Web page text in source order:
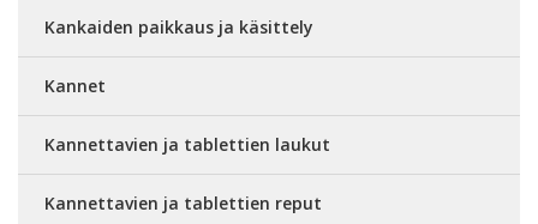
Kankaiden paikkaus ja käsittely
Kannet
Kannettavien ja tablettien laukut
Kannettavien ja tablettien reput